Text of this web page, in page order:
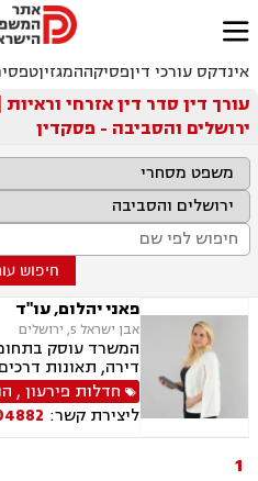

אינדקס עורכי דיןפסיקההמגזין
עורך דין סדר דין אזרחי וראיות
ירושלים והסביבה - פסקדין
חיפוש
פאני יהלום, עו"ד
אבן ישראל 5, ירושלים
המשרד עוסק
דירה, תאונות
מקרקעין, דיני
עבודה , הסכמי
ישראל, נדל"ן, סדר
עבודה, נוטריון,
חדלות פירעון,
ליצירת קשר:
1